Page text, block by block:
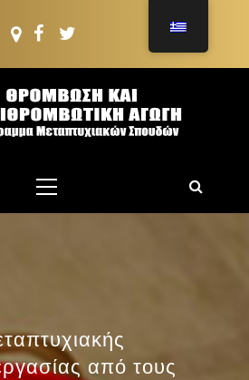
ΘΡΟΜΒΩΣΗ
ΚΑΙ
μενού
από τους